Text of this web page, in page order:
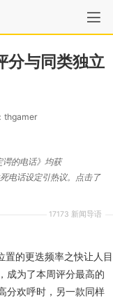
分与同类独立
thgamer
17173 新闻导语
的电话》均获
电话设定引热议。点击了
置的更迭频率之快让人目
成为了本周评分最高的
分欢呼时，另一款同样